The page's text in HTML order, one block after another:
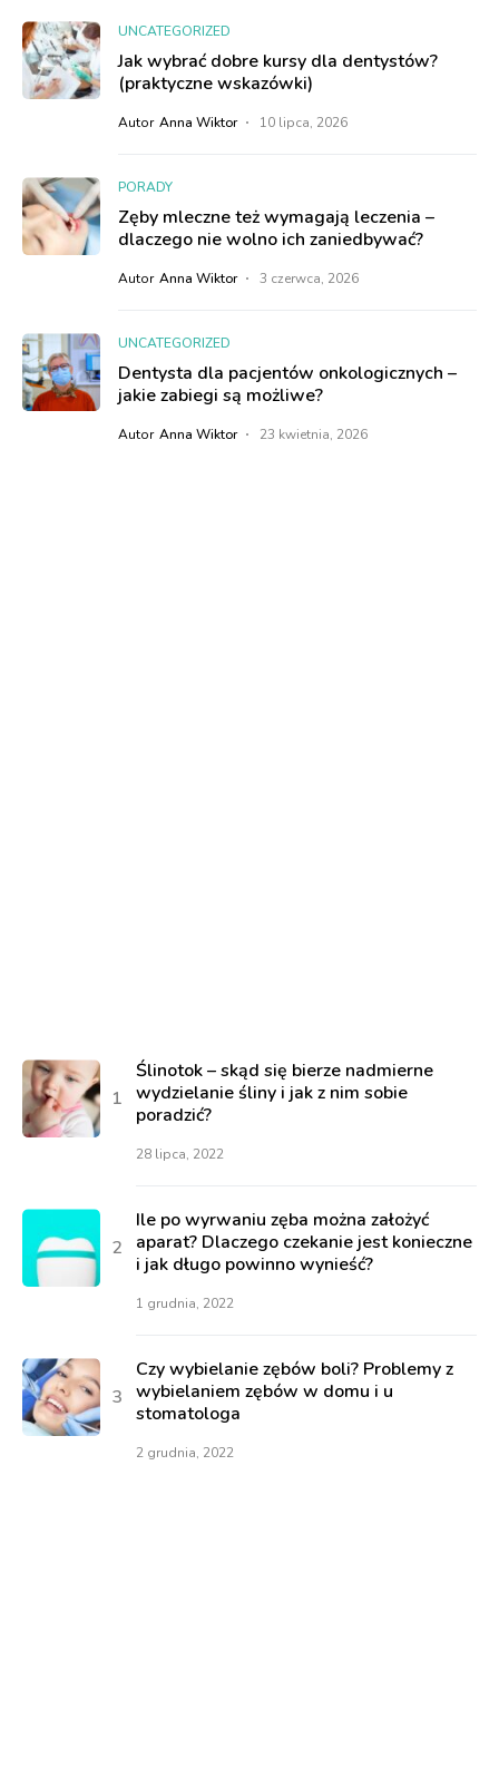
UNCATEGORIZED
Jak wybrać dobre kursy dla dentystów?
(praktyczne wskazówki)
Autor Anna Wiktor 10 lipca, 2026
PORADY
Zęby mleczne też wymagają leczenia –
dlaczego nie wolno ich zaniedbywać?
Autor Anna Wiktor 3 czerwca, 2026
UNCATEGORIZED
Dentysta dla pacjentów onkologicznych –
jakie zabiegi są możliwe?
Autor Anna Wiktor 23 kwietnia, 2026
Ślinotok – skąd się bierze nadmierne
wydzielanie śliny i jak z nim sobie
poradzić?
28 lipca, 2022
Ile po wyrwaniu zęba można założyć
aparat? Dlaczego czekanie jest konieczne
i jak długo powinno wynieść?
1 grudnia, 2022
Czy wybielanie zębów boli? Problemy z
wybielaniem zębów w domu i u
stomatologa
2 grudnia, 2022